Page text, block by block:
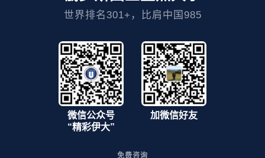
世界排名301+，比肩中国985
微信公众号
“精彩伊大”
加微信好友
免费咨询